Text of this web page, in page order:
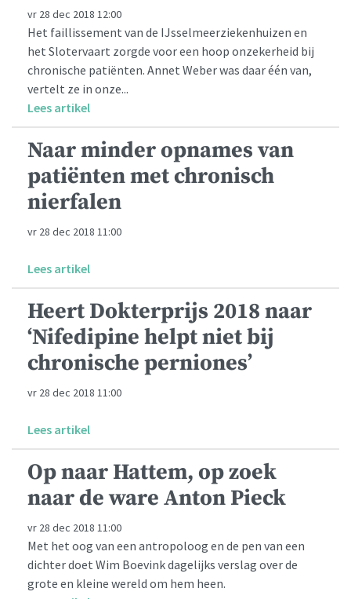
vr 28 dec 2018 12:00
Het faillissement van de IJsselmeerziekenhuizen en
het Slotervaart zorgde voor een hoop onzekerheid bij
chronische patiënten. Annet Weber was daar één van,
vertelt ze in onze...
Lees artikel
Naar minder opnames van
patiënten met chronisch
nierfalen
vr 28 dec 2018 11:00
Lees artikel
Heert Dokterprijs 2018 naar
‘Nifedipine helpt niet bij
chronische perniones’
vr 28 dec 2018 11:00
Lees artikel
Op naar Hattem, op zoek
naar de ware Anton Pieck
vr 28 dec 2018 11:00
Met het oog van een antropoloog en de pen van een
dichter doet Wim Boevink dagelijks verslag over de
grote en kleine wereld om hem heen.